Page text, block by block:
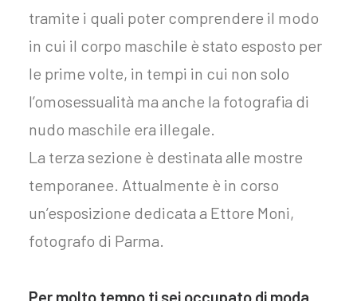
tramite i quali poter comprendere il modo
in cui il corpo maschile è stato esposto per
le prime volte, in tempi in cui non solo
l’omosessualità ma anche la fotografia di
nudo maschile era illegale.
La terza sezione è destinata alle mostre
temporanee. Attualmente è in corso
un’esposizione dedicata a Ettore Moni,
fotografo di Parma.
Per molto tempo ti sei occupato di moda